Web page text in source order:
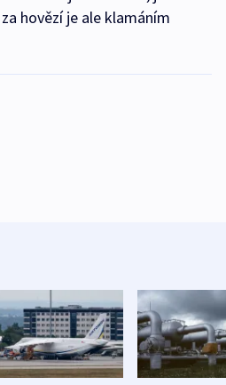
hovězí je ale klamáním